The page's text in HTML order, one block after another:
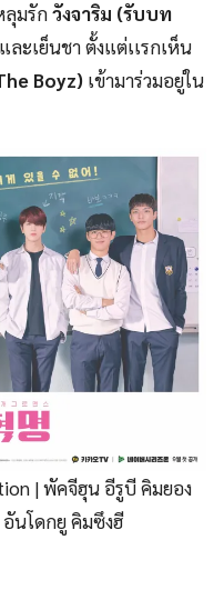
ลุมรักวังจาริม (รับบท
ะเย็นชา ตั้งแต่เเรกเห็น
Boyz) เข้ามาร่วมอยู่ใน
| พัคจีฮุน อีรูบี คิมยอง
นโดกยู คิมซึงฮี